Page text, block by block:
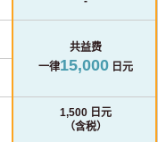
共益费
一律15,000日元
1,500 日元
（含税）